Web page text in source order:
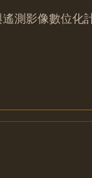
測影像數位化